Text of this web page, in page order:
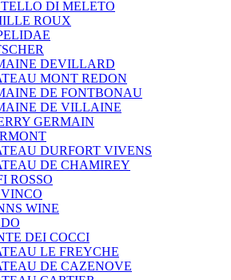
DI MELETO
ROUX
DEVILLARD
MONT REDON
DE FONTBONAU
DE VILLAINE
GERMAIN
DURFORT VIVENS
DE CHAMIREY
ROSSO
WINE
DEI COCCI
LE FREYCHE
DE CAZENOVE